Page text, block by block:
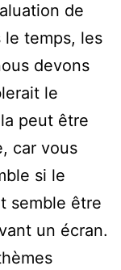
de
le temps, les
devons
le
peut être
car vous
si le
semble être
un écran.